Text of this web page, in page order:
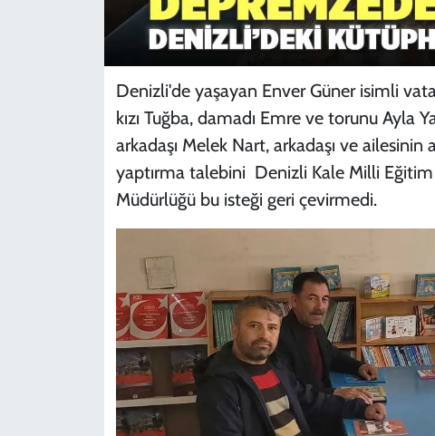
Denizli'de yaşayan Enver Güner isimli
kızı Tuğba, damadı Emre ve torunu Ayla
arkadaşı Melek Nart, arkadaşı ve
yaptırma talebini Denizli Kale Milli
Müdürlüğü bu isteği geri çevirmedi.